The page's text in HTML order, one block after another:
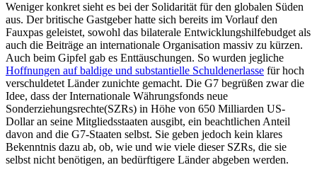
Weniger konkret sieht es bei der Solidarität für den globalen Süden
aus. Der britische Gastgeber hatte sich bereits im Vorlauf den
Fauxpas geleistet, sowohl das bilaterale Entwicklungshilfebudget als
auch die Beiträge an internationale Organisation massiv zu kürzen.
Auch beim Gipfel gab es Enttäuschungen. So wurden jegliche
Hoffnungen auf baldige und substantielle Schuldenerlasse für hoch
verschuldetet Länder zunichte gemacht. Die G7 begrüßen zwar die
Idee, dass der Internationale Währungsfonds neue
Sonderziehungsrechte(SZRs) in Höhe von 650 Milliarden US-
Dollar an seine Mitgliedsstaaten ausgibt, ein beachtlichen Anteil
davon and die G7-Staaten selbst. Sie geben jedoch kein klares
Bekenntnis dazu ab, ob, wie und wie viele dieser SZRs, die sie
selbst nicht benötigen, an bedürftigere Länder abgeben werden.